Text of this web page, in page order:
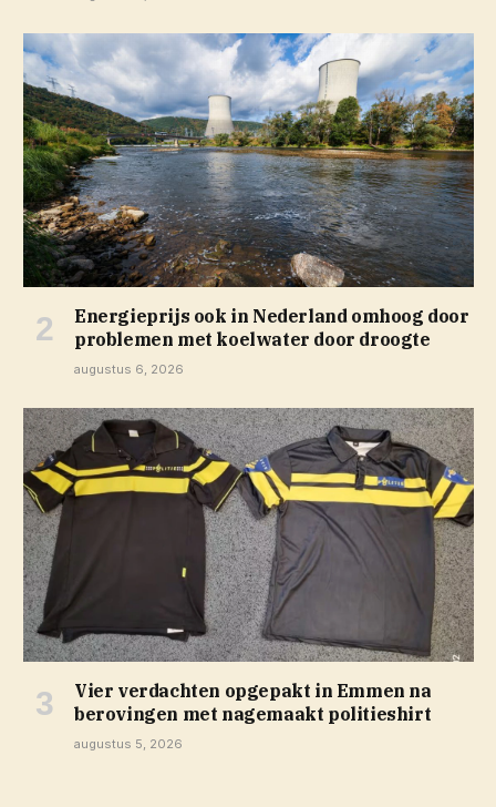
Energieprijs ook in Nederland omhoog door
problemen met koelwater door droogte
augustus 6, 2026
Vier verdachten opgepakt in Emmen na
berovingen met nagemaakt politieshirt
augustus 5, 2026